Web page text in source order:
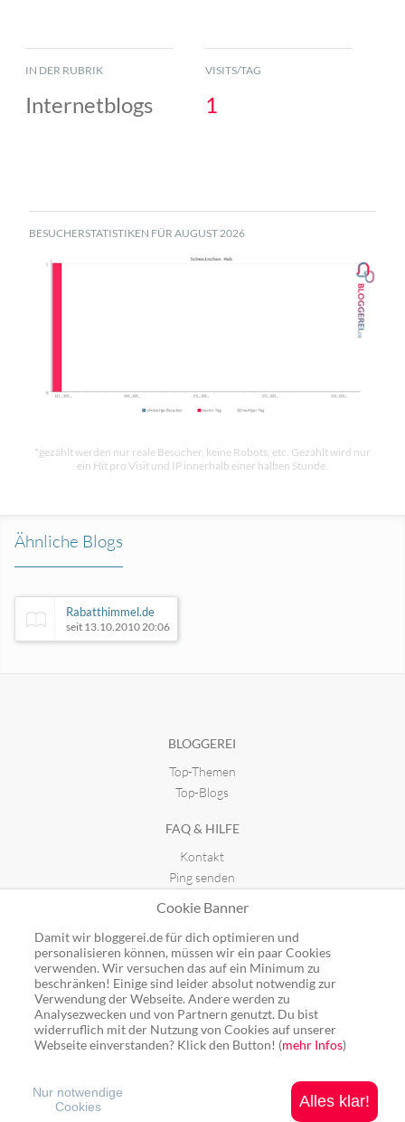
IN DER RUBRIK
Internetblogs
VISITS/TAG
1
BESUCHERSTATISTIKEN FÜR AUGUST 2026
*gezählt werden nur reale Besucher, keine Robots, etc. Gezählt wird nur
ein Hit pro Visit und IP innerhalb einer halben Stunde.
Ähnliche Blogs
Rabatthimmel.de
seit 13.10.2010 20:06
BLOGGEREI
Top-Themen
Top-Blogs
FAQ & HILFE
Kontakt
Ping senden
GUTSCHEINE
Top-Gutscheine
Alle Shops
Cookie Banner
Damit wir bloggerei.de für dich optimieren und
personalisieren können, müssen wir ein paar Cookies
verwenden. Wir versuchen das auf ein Minimum zu
beschränken! Einige sind leider absolut notwendig zur
Verwendung der Webseite. Andere werden zu
Analysezwecken und von Partnern genutzt. Du bist
widerruflich mit der Nutzung von Cookies auf unserer
Webseite einverstanden? Klick den Button! (mehr Infos)
Alles klar!
Nur notwendige
Cookies